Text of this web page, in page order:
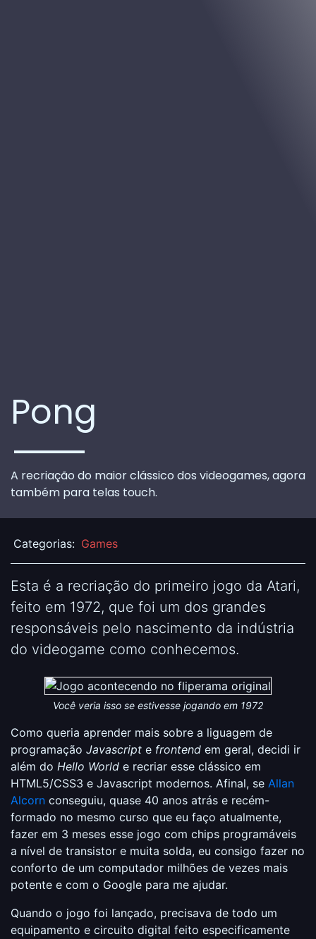
Pong
A recriação do maior clássico dos videogames, agora
também para telas touch.
Categorias: Games
Esta é a recriação do primeiro jogo da Atari,
feito em 1972, que foi um dos grandes
responsáveis pelo nascimento da indústria
do videogame como conhecemos.
Você veria isso se estivesse jogando em 1972
Como queria aprender mais sobre a liguagem de
programação Javascript e frontend em geral, decidi ir
além do Hello World e recriar esse clássico em
HTML5/CSS3 e Javascript modernos. Afinal, se Allan
Alcorn conseguiu, quase 40 anos atrás e recém-
formado no mesmo curso que eu faço atualmente,
fazer em 3 meses esse jogo com chips programáveis
a nível de transistor e muita solda, eu consigo fazer no
conforto de um computador milhões de vezes mais
potente e com o Google para me ajudar.
Quando o jogo foi lançado, precisava de todo um
equipamento e circuito digital feito especificamente